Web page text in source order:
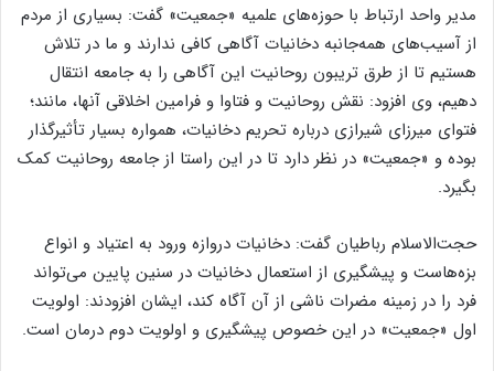
مدیر واحد ارتباط با حوزه‌های علمیه «جمعیت» گفت: بسیاری از مردم
از آسیب‌های همه‌جانبه دخانیات آگاهی کافی ندارند و ما در تلاش
هستیم تا از طرق تریبون روحانیت این آگاهی را به جامعه انتقال
دهیم، وی افزود: نقش روحانیت و فتاوا و فرامین اخلاقی آنها، مانند؛
فتوای میرزای شیرازی درباره تحریم دخانیات، همواره بسیار تأثیرگذار
بوده و «جمعیت» در نظر دارد تا در این راستا از جامعه روحانیت کمک
بگیرد.
حجت‌الاسلام رباطیان گفت: دخانیات دروازه ورود به اعتیاد و انواع
بزه‌هاست و پیشگیری از استعمال دخانیات در سنین پایین می‌تواند
فرد را در زمینه مضرات ناشی از آن آگاه کند، ایشان افزودند: اولویت
اول «جمعیت» در این خصوص پیشگیری و اولویت دوم درمان است.